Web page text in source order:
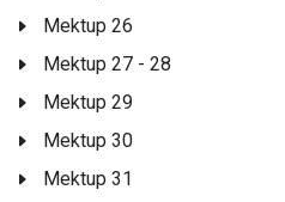
Mektup 26
Mektup 27 - 28
Mektup 29
Mektup 30
Mektup 31